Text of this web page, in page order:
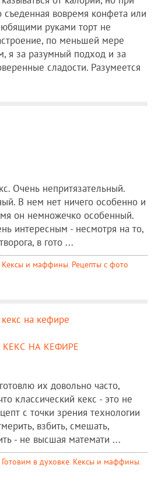
съеденная вовремя конфета или
руками торт не
по меньшей мере
я за разумный подход и за
сладости. Разумеется
Очень непритязательный.
В нем нет ничего особенно и
он немножечко особенный.
интересным - несмотря на то,
в гото ...
Кексы и маффины, Рецепты c фото
на кефире
их довольно часто,
классический кекс - это не
с точки зрения технологии
взбить, смешать,
- не высшая математи ...
Готовим в духовке, Кексы и маффины,